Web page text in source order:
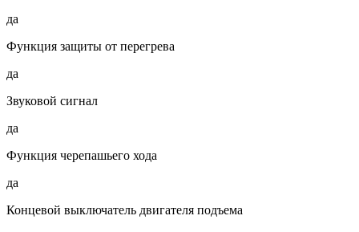
да
Функция защиты от перегрева
да
Звуковой сигнал
да
Функция черепашьего хода
да
Концевой выключатель двигателя подъема